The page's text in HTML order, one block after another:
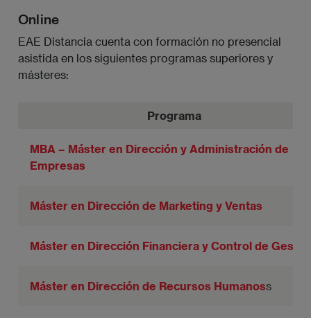
Online
EAE Distancia cuenta con formación no presencial
asistida en los siguientes programas superiores y
másteres:
Programa
MBA – Máster en Dirección y Administración de
Empresas
Máster en Dirección de Marketing y Ventas
Máster en Dirección Financiera y Control de
Máster en Dirección de Recursos Humanoss